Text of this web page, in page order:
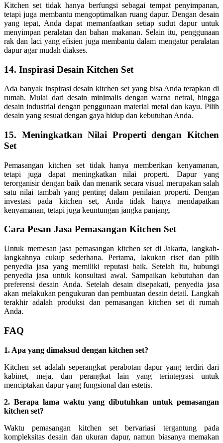
Kitchen set tidak hanya berfungsi sebagai tempat penyimpanan,
tetapi juga membantu mengoptimalkan ruang dapur. Dengan desain
yang tepat, Anda dapat memanfaatkan setiap sudut dapur untuk
menyimpan peralatan dan bahan makanan. Selain itu, penggunaan
rak dan laci yang efisien juga membantu dalam mengatur peralatan
dapur agar mudah diakses.
14. Inspirasi Desain Kitchen Set
Ada banyak inspirasi desain kitchen set yang bisa Anda terapkan di
rumah. Mulai dari desain minimalis dengan warna netral, hingga
desain industrial dengan penggunaan material metal dan kayu. Pilih
desain yang sesuai dengan gaya hidup dan kebutuhan Anda.
15. Meningkatkan Nilai Properti dengan Kitchen
Set
Pemasangan kitchen set tidak hanya memberikan kenyamanan,
tetapi juga dapat meningkatkan nilai properti. Dapur yang
terorganisir dengan baik dan menarik secara visual merupakan salah
satu nilai tambah yang penting dalam penilaian properti. Dengan
investasi pada kitchen set, Anda tidak hanya mendapatkan
kenyamanan, tetapi juga keuntungan jangka panjang.
Cara Pesan Jasa Pemasangan Kitchen Set
Untuk memesan jasa pemasangan kitchen set di Jakarta, langkah-
langkahnya cukup sederhana. Pertama, lakukan riset dan pilih
penyedia jasa yang memiliki reputasi baik. Setelah itu, hubungi
penyedia jasa untuk konsultasi awal. Sampaikan kebutuhan dan
preferensi desain Anda. Setelah desain disepakati, penyedia jasa
akan melakukan pengukuran dan pembuatan desain detail. Langkah
terakhir adalah produksi dan pemasangan kitchen set di rumah
Anda.
FAQ
1. Apa yang dimaksud dengan kitchen set?
Kitchen set adalah seperangkat perabotan dapur yang terdiri dari
kabinet, meja, dan perangkat lain yang terintegrasi untuk
menciptakan dapur yang fungsional dan estetis.
2. Berapa lama waktu yang dibutuhkan untuk pemasangan
kitchen set?
Waktu pemasangan kitchen set bervariasi tergantung pada
kompleksitas desain dan ukuran dapur, namun biasanya memakan